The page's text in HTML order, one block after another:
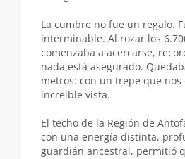
La cumbre no fue un regalo.
interminable. Al rozar los
comenzaba a acercarse,
nada está asegurado.
metros: con un trepe que
increíble vista.
El techo de la Región de
con una energía distinta,
guardián ancestral, permitió